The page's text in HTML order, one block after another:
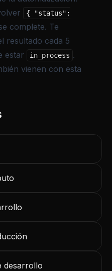
{ "status":
complete. Te
resultado cada 5
estar
in_process .
vienen con esta
desarrollo